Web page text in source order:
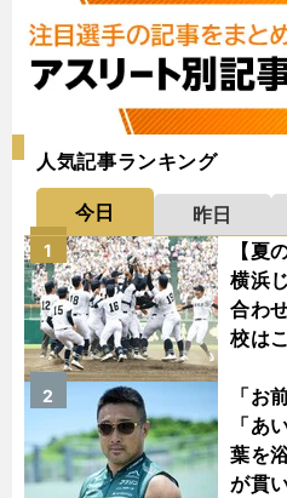
人気記事ランキング
今日 昨日
【夏
横浜
合わ
校は
1
「お
「あ
葉を
が貫
2